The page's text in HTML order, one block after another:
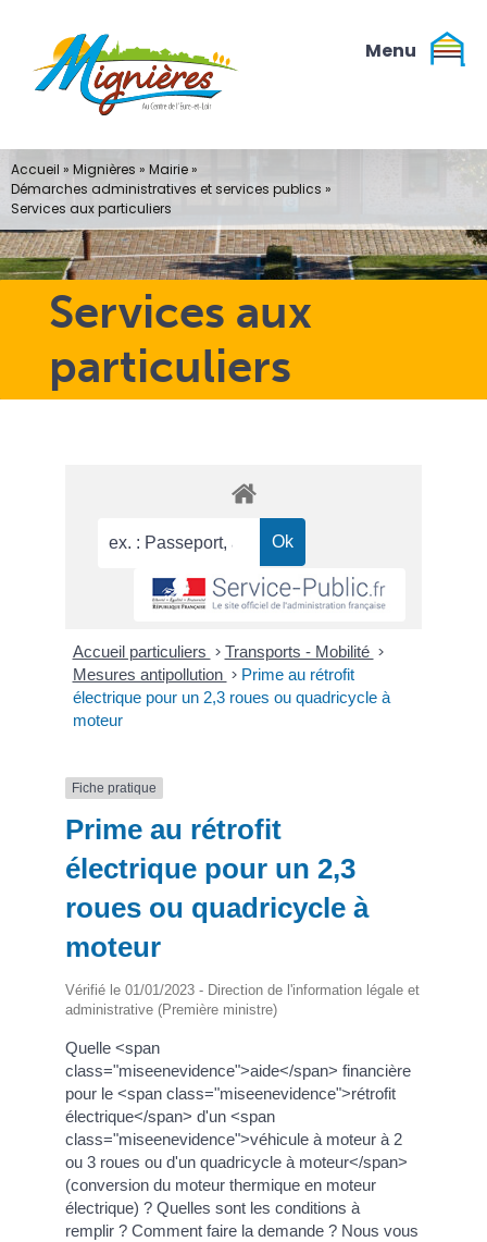
contenu
Services aux
particuliers
Accueil » Mignières » Mairie»
Démarches administratives et services publics »
Services aux particuliers
Accueil particuliers > Transports - Mobilité >
Mesures antipollution > Prime au rétrofit
électrique pour un 2,3 roues ou quadricycle à
moteur
Fiche pratique
Prime au rétrofit
électrique pour un 2,3
roues ou quadricycle à
moteur
Vérifié le 01/01/2023 - Direction de l'information légale et
administrative (Première ministre)
Quelle <span
class="miseenevidence">aide</span> financière
pour le <span class="miseenevidence">rétrofit
électrique</span> d'un <span
class="miseenevidence">véhicule à moteur à 2
ou 3 roues ou d'un quadricycle à moteur</span>
(conversion du moteur thermique en moteur
électrique) ? Quelles sont les conditions à
remplir ? Comment faire la demande ? Nous vous